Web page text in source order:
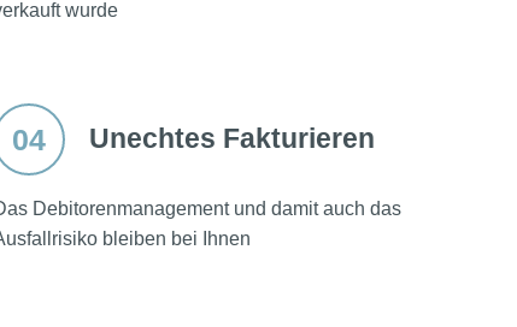
wurde
04 Unechtes Fakturieren
Debitorenmanagement und damit auch das
bleiben bei Ihnen